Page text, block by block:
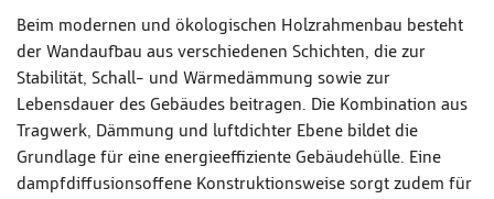
Beim modernen und ökologischen Holzrahmenbau besteht
der Wandaufbau aus verschiedenen Schichten, die zur
Stabilität, Schall- und Wärmedämmung sowie zur
Lebensdauer des Gebäudes beitragen. Die Kombination aus
Tragwerk, Dämmung und luftdichter Ebene bildet die
Grundlage für eine energieeffiziente Gebäudehülle. Eine
dampfdiffusionsoffene Konstruktionsweise sorgt zudem für